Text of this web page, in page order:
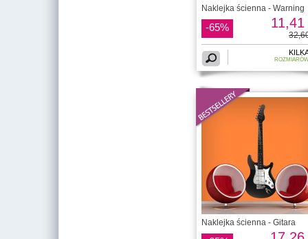
Naklejka ścienna - Warning
-65% 11,41
Naklejka ścienna - Gitara